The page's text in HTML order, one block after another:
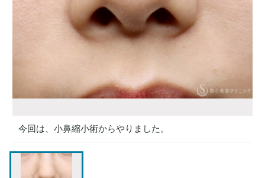
今回は、小鼻縮小術からやりました。